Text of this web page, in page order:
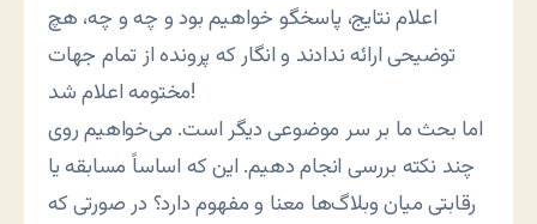
اعلام نتایج، پاسخگو خواهیم بود و چه و چه، هچ
توضیحی ارائه ندادند و انگار که پرونده از تمام جهات
مختومه اعلام شد!
اما بحث ما بر سر موضوعی دیگر است. می‌خواهیم روی
چند نکته بررسی انجام دهیم. این که اساساً مسابقه یا
رقابتی میان وبلاگ‌ها معنا و مفهوم دارد؟ در صورتی که